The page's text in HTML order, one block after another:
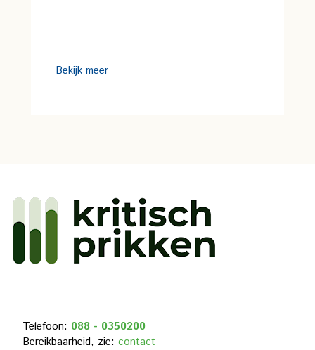
Bekijk meer
Telefoon: 088 - 0350200
Bereikbaarheid, zie: contact